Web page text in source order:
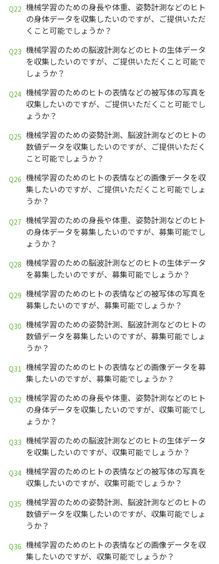
機械学習のための身長や体重、姿勢計測などのヒト
の身体データを収集したいのですが、ご提供いただ
くこと可能でしょうか？
機械学習のための脳波計測などのヒトの生体データ
を収集したいのですが、ご提供いただくこと可能で
しょうか？
機械学習のためのヒトの表情などの被写体の写真を
収集したいのですが、ご提供いただくこと可能でし
ょうか？
機械学習のための姿勢計測、脳波計測などのヒトの
数値データを収集したいのですが、ご提供いただく
こと可能でしょうか？
機械学習のためのヒトの表情などの画像データを収
集したいのですが、ご提供いただくこと可能でしょ
うか？
機械学習のための身長や体重、姿勢計測などのヒト
の身体データを募集したいのですが、募集可能でし
ょうか？
機械学習のための脳波計測などのヒトの生体データ
を募集したいのですが、募集可能でしょうか？
機械学習のためのヒトの表情などの被写体の写真を
募集したいのですが、募集可能でしょうか？
機械学習のための姿勢計測、脳波計測などのヒトの
数値データを募集したいのですが、募集可能でしょ
うか？
機械学習のためのヒトの表情などの画像データを募
集したいのですが、募集可能でしょうか？
機械学習のための身長や体重、姿勢計測などのヒト
の身体データを収集したいのですが、収集可能でし
ょうか？
機械学習のための脳波計測などのヒトの生体データ
を収集したいのですが、収集可能でしょうか？
機械学習のためのヒトの表情などの被写体の写真を
収集したいのですが、収集可能でしょうか？
機械学習のための姿勢計測、脳波計測などのヒトの
数値データを収集したいのですが、収集可能でしょ
うか？
機械学習のためのヒトの表情などの画像データを収
集したいのですが、収集可能でしょうか？